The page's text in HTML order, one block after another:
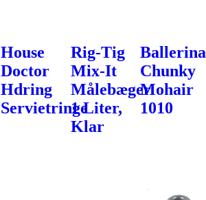
House
Doctor
Hdring
Servietringe
Rig-Tig
Mix-It
Målebæger
1 Liter,
Klar
Ballerina
Chunky
Mohair
1010